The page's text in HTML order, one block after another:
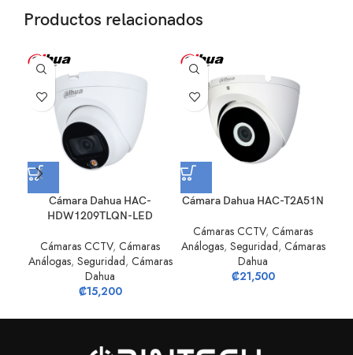
Productos relacionados
Cámara Dahua HAC-
HDW1209TLQN-LED
Cámaras CCTV, Cámaras
Análogas, Seguridad, Cámaras
Dahua
₡15,200
Cámara Dahua HAC-T2A51N
Cámaras CCTV, Cámaras
Análogas, Seguridad, Cámaras
Dahua
₡21,500